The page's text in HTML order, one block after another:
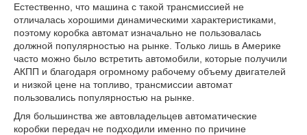
Естественно, что машина с такой трансмиссией не
отличалась хорошими динамическими характеристиками,
поэтому коробка автомат изначально не пользовалась
должной популярностью на рынке. Только лишь в Америке
часто можно было встретить автомобили, которые получили
АКПП и благодаря огромному рабочему объему двигателей
и низкой цене на топливо, трансмиссии автомат
пользовались популярностью на рынке.
Для большинства же автовладельцев автоматические
коробки передач не подходили именно по причине